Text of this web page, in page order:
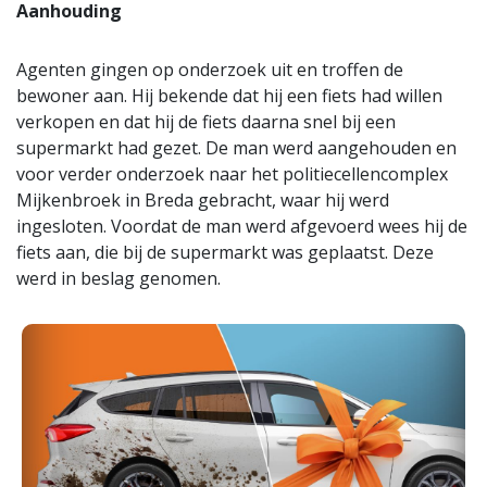
Aanhouding
Agenten gingen op onderzoek uit en troffen de
bewoner aan. Hij bekende dat hij een fiets had willen
verkopen en dat hij de fiets daarna snel bij een
supermarkt had gezet. De man werd aangehouden en
voor verder onderzoek naar het politiecellencomplex
Mijkenbroek in Breda gebracht, waar hij werd
ingesloten. Voordat de man werd afgevoerd wees hij de
fiets aan, die bij de supermarkt was geplaatst. Deze
werd in beslag genomen.